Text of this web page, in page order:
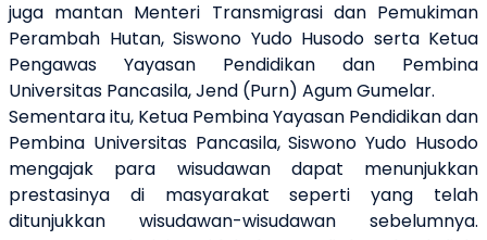
juga mantan Menteri Transmigrasi dan Pemukiman
Perambah Hutan, Siswono Yudo Husodo serta Ketua
Pengawas Yayasan Pendidikan dan Pembina
Universitas Pancasila, Jend (Purn) Agum Gumelar.
Sementara itu, Ketua Pembina Yayasan Pendidikan dan
Pembina Universitas Pancasila, Siswono Yudo Husodo
mengajak para wisudawan dapat menunjukkan
prestasinya di masyarakat seperti yang telah
ditunjukkan wisudawan-wisudawan sebelumnya.